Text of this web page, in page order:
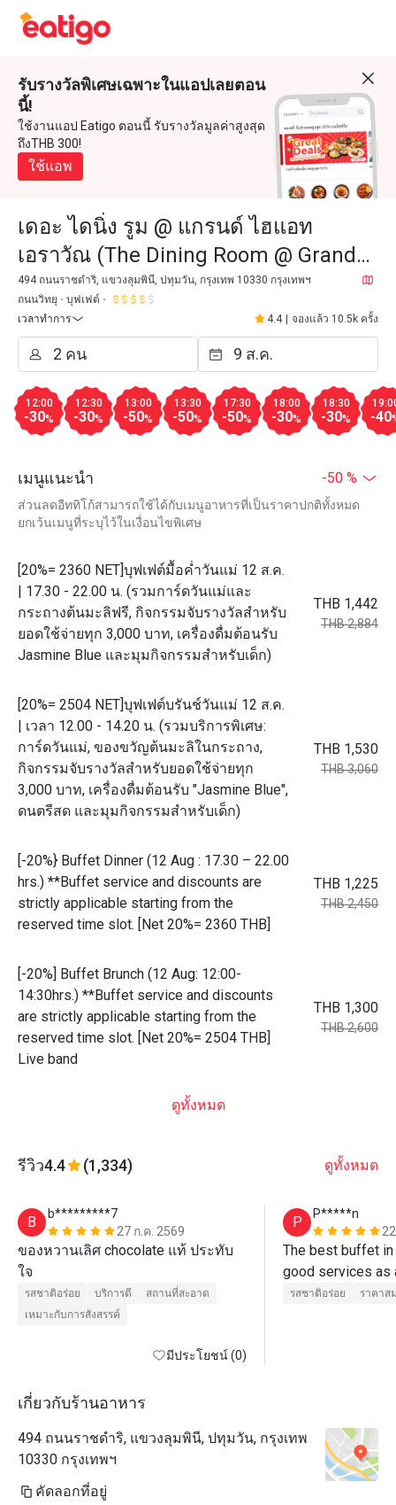
รับรางวัลพิเศษเฉพาะในแอปเลยตอน
นี้!
ใช้งานแอป Eatigo ตอนนี้ รับรางวัลมูลค่าสูงสุด
ถึงTHB 300!
ใช้แอพ
เดอะ ไดนิ่ง รูม @ แกรนด์ ไฮแอท
เอราวัณ (The Dining Room @ Grand
Hyatt Erawan)
494 ถนนราชดำริ, แขวงลุมพินี, ปทุมวัน, กรุงเทพ 10330 กรุงเทพฯ
ถนนวิทยุ
บุฟเฟต์
เวลาทำการ
4.4 จองแล้ว 10.5k ครั้ง
12:00
-30%
12:30
-30%
13:00
-50%
13:30
-50%
17:30
-50%
18:00
-30%
18:30
-30% -40
เมนูแนะนำ -50 %
ส่วนลดอีททิโก้สามารถใช้ได้กับเมนูอาหารที่เป็นราคาปกติทั้งหมด
ยกเว้นเมนูที่ระบุไว้ในเงื่อนไขพิเศษ
[20%= 2360 NET]บุฟเฟต์มื้อค่ำวันแม่ 12 ส.ค.
| 17.30 - 22.00 น. (รวมการ์ดวันแม่และ
กระถางต้นมะลิฟรี, กิจกรรมจับรางวัลสำหรับ
ยอดใช้จ่ายทุก 3,000 บาท, เครื่องดื่มต้อนรับ
Jasmine Blue และมุมกิจกรรมสำหรับเด็ก)
THB 1,442
THB 2,884
[20%= 2504 NET]บุฟเฟต์บรันช์วันแม่ 12 ส.ค.
| เวลา 12.00 - 14.20 น. (รวมบริการพิเศษ:
การ์ดวันแม่, ของขวัญต้นมะลิในกระถาง,
กิจกรรมจับรางวัลสำหรับยอดใช้จ่ายทุก
3,000 บาท, เครื่องดื่มต้อนรับ "Jasmine Blue",
ดนตรีสด และมุมกิจกรรมสำหรับเด็ก)
THB 1,530
THB 3,060
[-20%} Buffet Dinner (12 Aug : 17.30 – 22.00
hrs.) **Buffet service and discounts are
strictly applicable starting from the
reserved time slot. [Net 20%= 2360 THB]
THB 1,225
THB 2,450
[-20%] Buffet Brunch (12 Aug: 12:00-
14:30hrs.) **Buffet service and discounts
are strictly applicable starting from the
reserved time slot. [Net 20%= 2504 THB]
Live band
THB 1,300
THB 2,600
ดูทั้งหมด
รีวิว4.4 (1,334) ดูทั้งหมด
B
b*********7
27 ก.ค. 2569
ของหวานเลิศ chocolate แท้ ประทับ
ใจ
รสชาติอร่อย บริการดี
สถานที่สะอาด
เหมาะกับการสังสรรค์
มีประโยชน์ (0)
P
P*****n
The best buffet
รสชาติอร่อย ราคาส
เกี่ยวกับร้านอาหาร
494 ถนนราชดำริ, แขวงลุมพินี, ปทุมวัน, กรุงเทพ
10330 กรุงเทพฯ
คัดลอกที่อยู่